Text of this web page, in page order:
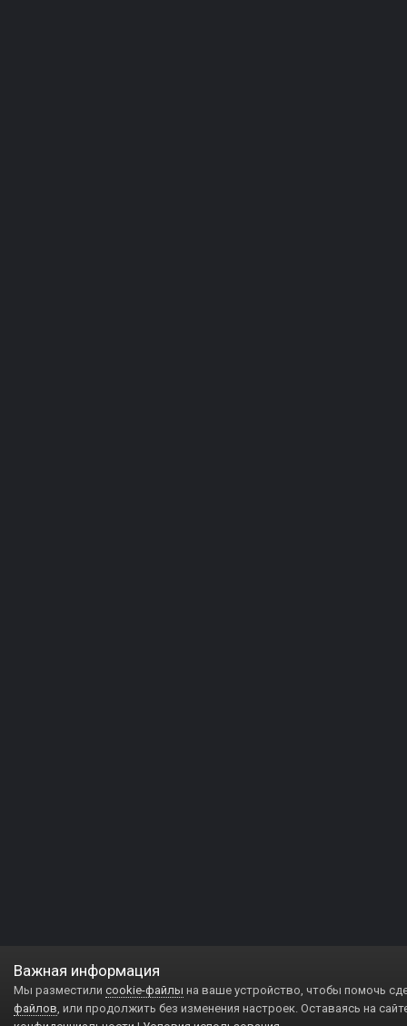
Важная информация
Мы разместили cookie-файлы на ваше устройство, чтобы помочь
файлов, или продолжить без изменения настроек. Оставаясь на